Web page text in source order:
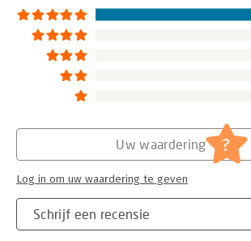
Lees verder
Schrijf een recensie
Uw waardering ?
Log in om uw waardering te geven